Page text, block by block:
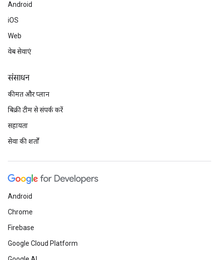
Android
iOS
Web
वेब सेवाएं
संसाधन
कीमत और प्लान
बिक्री टीम से संपर्क करें
सहायता
सेवा की शर्तों
Android
Chrome
Firebase
Google Cloud Platform